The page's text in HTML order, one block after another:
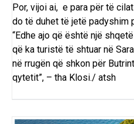
Por, vijoi ai, e para për të
do të duhet të jetë padyshim
“Edhe ajo që është një
që ka turistë të shtuar në
në rrugën që shkon për
qytetit”, – tha Klosi./ atsh